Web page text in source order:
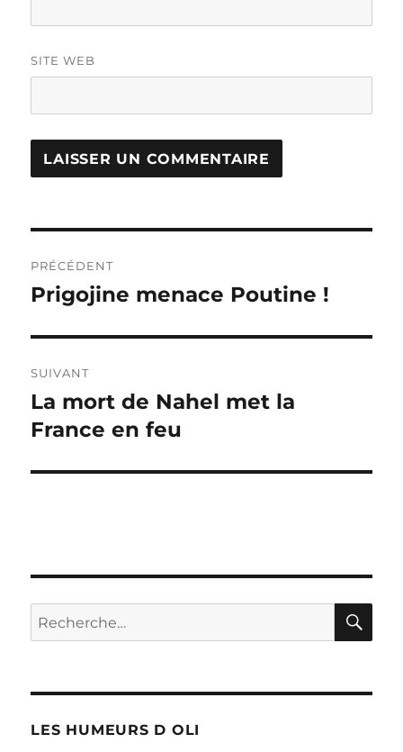
SITE WEB
de
PRÉCÉDENT
Publication
Prigojine menace Poutine !
SUIVANT
Publication
suivante :
La mort de Nahel met la
France en feu
Recherche
pour :
LES HUMEURS D OLI